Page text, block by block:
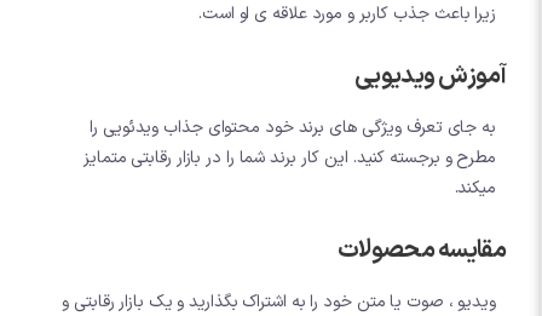
زیرا باعث جذب کاربر و مورد علاقه ی او است.
آموزش ویدیویی
به جای تعرف ویژگی های برند خود محتوای جذاب ویدئویی را
مطرح و برجسته کنید. این کار برند شما را در بازار رقابتی متمایز
میکند.
مقایسه محصولات
ویدیو ، صوت یا متن خود را به اشتراک بگذارید و یک بازار رقابتی و